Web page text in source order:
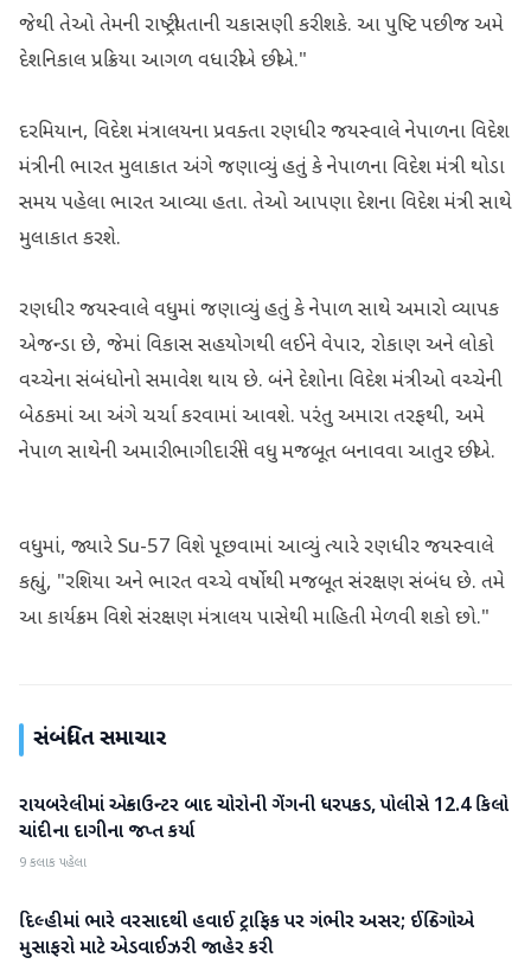
જેથી તેઓ તેમની રાષ્ટ્રીયતાની ચકાસણી કરી શકે. આ પુષ્ટિ પછી જ અમે
દેશનિકાલ પ્રક્રિયા આગળ વધારીએ છીએ."
દરમિયાન, વિદેશ મંત્રાલયના પ્રવક્તા રણધીર જયસ્વાલે નેપાળના વિદેશ
મંત્રીની ભારત મુલાકાત અંગે જણાવ્યું હતું કે નેપાળના વિદેશ મંત્રી થોડા
સમય પહેલા ભારત આવ્યા હતા. તેઓ આપણા દેશના વિદેશ મંત્રી સાથે
મુલાકાત કરશે.
રણધીર જયસ્વાલે વધુમાં જણાવ્યું હતું કે નેપાળ સાથે અમારો વ્યાપક
એજન્ડા છે, જેમાં વિકાસ સહયોગથી લઈને વેપાર, રોકાણ અને લોકો
વચ્ચેના સંબંધોનો સમાવેશ થાય છે. બંને દેશોના વિદેશ મંત્રીઓ વચ્ચેની
બેઠકમાં આ અંગે ચર્ચા કરવામાં આવશે. પરંતુ અમારા તરફથી, અમે
નેપાળ સાથેની અમારી ભાગીદારીને વધુ મજબૂત બનાવવા આતુર છીએ.
વધુમાં, જ્યારે Su-57 વિશે પૂછવામાં આવ્યું ત્યારે રણધીર જયસ્વાલે
કહ્યું, "રશિયા અને ભારત વચ્ચે વર્ષોથી મજબૂત સંરક્ષણ સંબંધ છે. તમે
આ કાર્યક્રમ વિશે સંરક્ષણ મંત્રાલય પાસેથી માહિતી મેળવી શકો છો."
સંબંધિત સમાચાર
રાષ્ટ્રીય
રાયબરેલીમાં એન્કાઉન્ટર બાદ ચોરોની ગેંગની ધરપકડ, પોલીસે 12.4 કિલો
ચાંદીના દાગીના જપ્ત કર્યા
9 કલાક પહેલા
રાષ્ટ્રીય
દિલ્હીમાં ભારે વરસાદથી હવાઈ ટ્રાફિક પર ગંભીર અસર; ઈન્ડિગોએ
મુસાફરો માટે એડવાઈઝરી જાહેર કરી